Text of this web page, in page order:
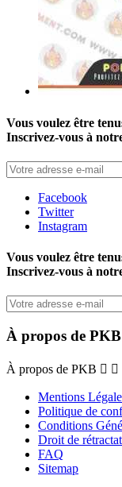
Vous voulez être
Inscrivez-vous à
Facebook
Twitter
Instagram
Vous voulez être
Inscrivez-vous à
À propos de PKB
À propos de PKB  
Mentions
Politique de
Conditions
Droit de
FAQ
Sitemap